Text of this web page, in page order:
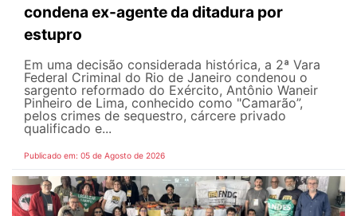
condena ex-agente da ditadura por
estupro
Em uma decisão considerada histórica, a 2ª Vara
Federal Criminal do Rio de Janeiro condenou o
sargento reformado do Exército, Antônio Waneir
Pinheiro de Lima, conhecido como "Camarão”,
pelos crimes de sequestro, cárcere privado
qualificado e...
Publicado em: 05 de Agosto de 2026